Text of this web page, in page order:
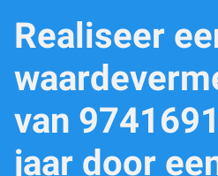
Realiseer
van
jaar door